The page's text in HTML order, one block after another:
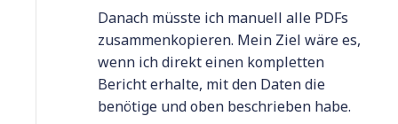
Danach müsste ich manuell alle PDFs
zusammenkopieren. Mein Ziel wäre es,
wenn ich direkt einen kompletten
Bericht erhalte, mit den Daten die
benötige und oben beschrieben habe.